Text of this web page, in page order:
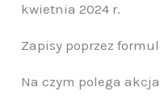
kwietnia 2024 r.
Zapisy poprzez
Na czym polega